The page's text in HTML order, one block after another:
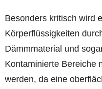
Besonders kritisch wird
Körperflüssigkeiten
Dämmmaterial und
Kontaminierte Bereiche
werden, da eine